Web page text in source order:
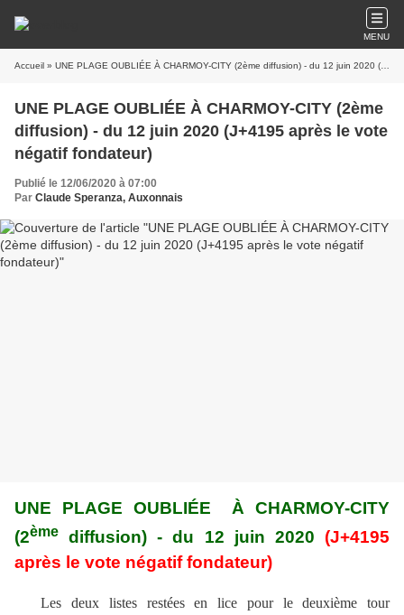
MENU
Accueil » UNE PLAGE OUBLIÉE À CHARMOY-CITY (2ème diffusion) - du 12 juin 2020 (J+4195 après le vote négatif fondateur)
UNE PLAGE OUBLIÉE À CHARMOY-CITY (2ème
diffusion) - du 12 juin 2020 (J+4195 après le vote
négatif fondateur)
Publié le 12/06/2020 à 07:00
Par Claude Speranza, Auxonnais
UNE PLAGE OUBLIÉE À CHARMOY-CITY
(2ème diffusion) - du 12 juin 2020 (J+4195
après le vote négatif fondateur)
Les deux listes restées en lice pour le deuxième tour